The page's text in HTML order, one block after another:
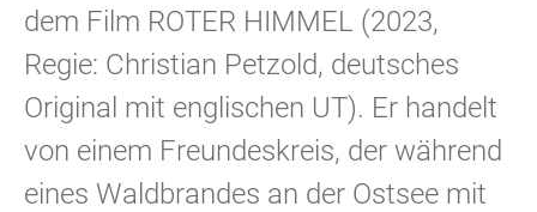
dem Film ROTER HIMMEL (2023,
Regie: Christian Petzold, deutsches
Original mit englischen UT). Er handelt
von einem Freundeskreis, der während
eines Waldbrandes an der Ostsee mit